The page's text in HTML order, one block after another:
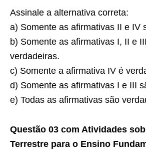
Assinale a alternativa correta:
a) Somente as afirmativas II e IV
b) Somente as afirmativas I, II e
verdadeiras.
c) Somente a afirmativa IV é
d) Somente as afirmativas I e III
e) Todas as afirmativas são
Questão 03 com Atividades
Terrestre para o Ensino